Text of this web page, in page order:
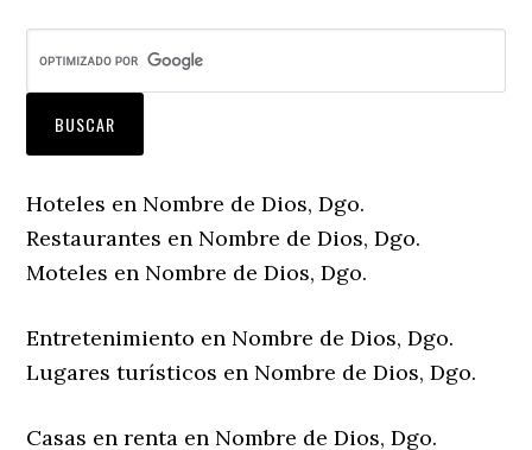
Hoteles en Nombre de Dios, Dgo.
Restaurantes en Nombre de Dios, Dgo.
Moteles en Nombre de Dios, Dgo.
Entretenimiento en Nombre de Dios, Dgo.
Lugares turísticos en Nombre de Dios, Dgo.
Casas en renta en Nombre de Dios, Dgo.